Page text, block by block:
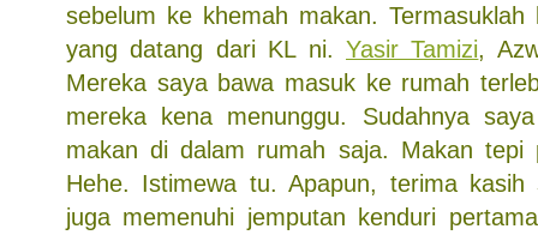
sebelum ke khemah makan. Termasuklah
yang datang dari KL ni. Yasir Tamizi,
Mereka saya bawa masuk ke rumah
mereka kena menunggu. Sudahnya
makan di dalam rumah saja. Makan tepi
Hehe. Istimewa tu. Apapun, terima kasih
juga memenuhi jemputan kenduri